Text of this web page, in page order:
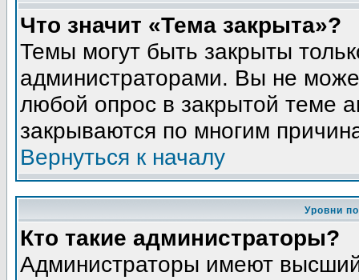
Что значит «Тема закрыта»?
Темы могут быть закрыты
администраторами. Вы не
любой опрос в закрытой теме
закрываются по многим
Вернуться к началу
Уровни
Кто такие администраторы?
Администраторы имеют